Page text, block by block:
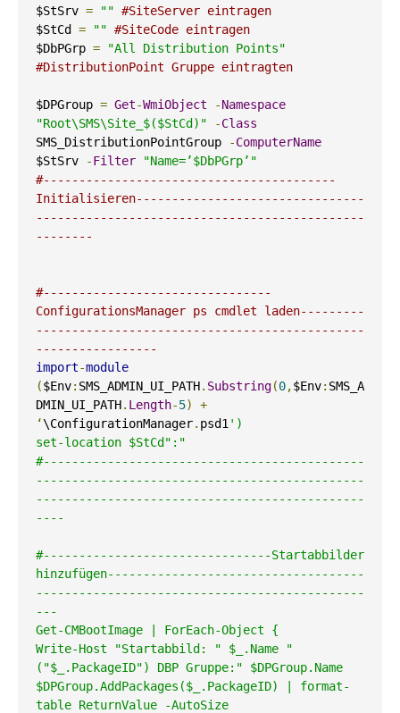
$StSrv = "" #SiteServer eintragen
$StCd = "" #SiteCode eintragen
$DbPGrp =
"All Distribution Points"
#DistributionPoint Gruppe eintragten
$DPGroup = Get-WmiObject -Namespace
"Root\SMS\Site_$($StCd)"
-Class
SMS_DistributionPointGroup
-ComputerName
$StSrv
-Filter
"Name=’$DbPGrp’"
#-----------------------------------------
Initialisieren--------------------------------
----------------------------------------------
--------
#--------------------------------
ConfigurationsManager ps cmdlet laden---------
----------------------------------------------
-----------------
import-module
($Env: SMS_ADMIN_UI_PATH. Substring(0,$Env: SMS_A
DMIN_UI_PATH. Length-5)
+
‘\ConfigurationManager. psd1 ')
set-location $StCd":"
#---------------------------------------------
----------------------------------------------
----------------------------------------------
----
#--------------------------------Startabbilder
hinzufügen------------------------------------
----------------------------------------------
---
Get-CMBootImage | ForEach-Object {
Write-Host "Startabbild: " $_.Name "
("$_.PackageID") DBP Gruppe:" $DPGroup.Name
$DPGroup.AddPackages($_.PackageID) | format-
table ReturnValue -AutoSize